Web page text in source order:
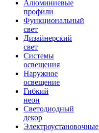
Алюминиевые
профили
Функциональный
свет
Дизайнерский
свет
Системы
освещения
Наружное
освещение
Гибкий
неон
Светодиодный
декор
Электроустановочные